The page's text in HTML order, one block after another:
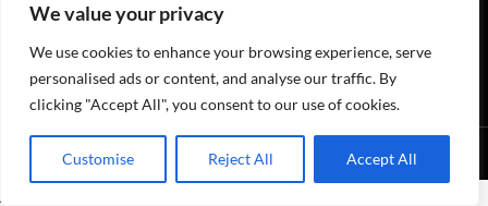
We value your privacy
We use cookies to enhance your browsing experience, serve
personalised ads or content, and analyse our traffic. By
clicking "Accept All", you consent to our use of cookies.
Customise Reject All Accept All
ARBO-CATALOGI
Ondersteund door WordPress